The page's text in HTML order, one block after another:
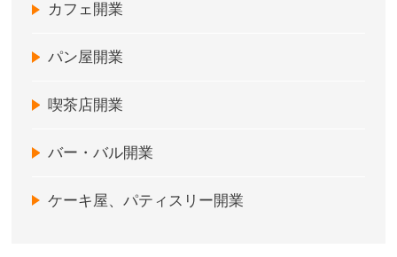
カフェ開業
パン屋開業
喫茶店開業
バー・バル開業
ケーキ屋、パティスリー開業